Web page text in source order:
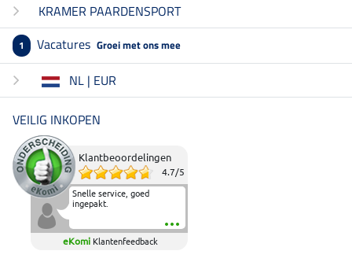
KRAMER PAARDENSPORT
1 Vacatures Groei met ons mee
NL | EUR
VEILIG INKOPEN
Klantbeoordelingen
4.7/5
Snelle service, goed
ingepakt.
eKomi Klantenfeedback